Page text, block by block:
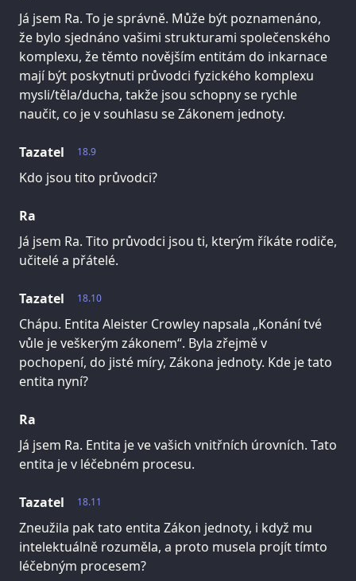
Já jsem Ra. To je správně. Může být poznamenáno,
že bylo sjednáno vašimi strukturami společenského
komplexu, že těmto novějším entitám do inkarnace
mají být poskytnuti průvodci fyzického komplexu
mysli/těla/ducha, takže jsou schopny se rychle
naučit, co je v souhlasu se Zákonem jednoty.
18.9
Tazatel
Kdo jsou tito průvodci?
Ra
Já jsem Ra. Tito průvodci jsou ti, kterým říkáte rodiče,
učitelé a přátelé.
18.10
Tazatel
Chápu. Entita Aleister Crowley napsala „Konání tvé
vůle je veškerým zákonem“. Byla zřejmě v
pochopení, do jisté míry, Zákona jednoty. Kde je tato
entita nyní?
Ra
Já jsem Ra. Entita je ve vašich vnitřních úrovních. Tato
entita je v léčebném procesu.
18.11
Tazatel
Zneužila pak tato entita Zákon jednoty, i když mu
intelektuálně rozuměla, a proto musela projít tímto
léčebným procesem?